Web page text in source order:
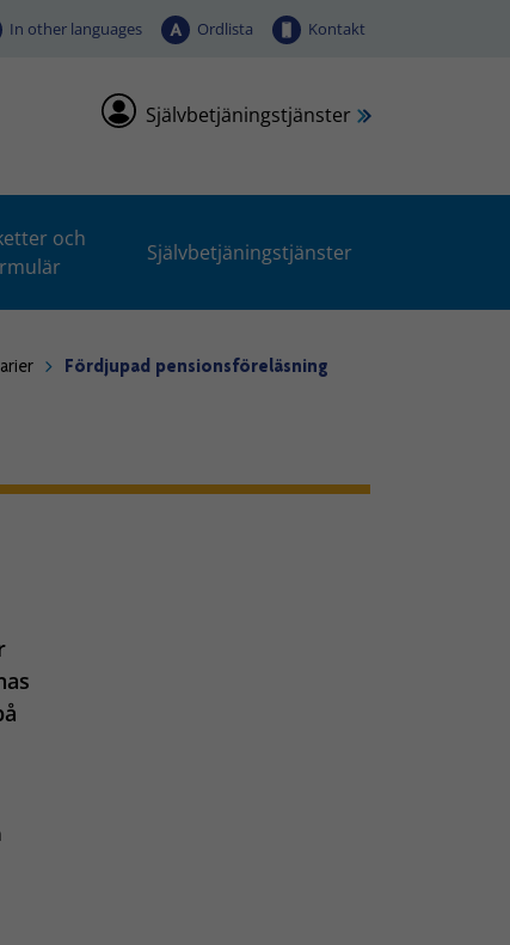
In other languages Ordlista Kontakt
Självbetjäningstjänster
och
Självbetjäningstjänster
Fördjupad pensionsföreläsning